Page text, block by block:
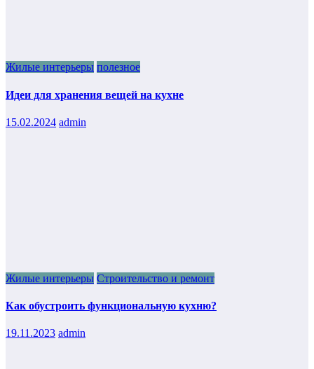
Жилые интерьеры полезное
Идеи для хранения вещей на кухне
15.02.2024 admin
Жилые интерьеры Строительство и ремонт
Как обустроить функциональную кухню?
19.11.2023 admin